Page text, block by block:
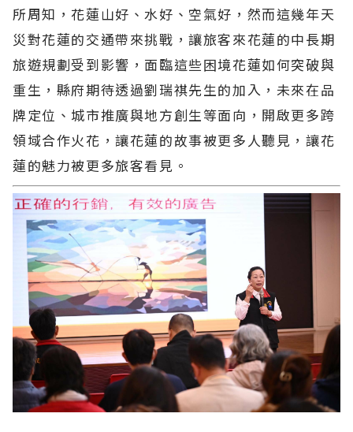
所周知，花蓮山好、水好、空氣好，然而這幾年天
災對花蓮的交通帶來挑戰，讓旅客來花蓮的中長期
旅遊規劃受到影響，面臨這些困境花蓮如何突破與
重生，縣府期待透過劉瑞祺先生的加入，未來在品
牌定位、城市推廣與地方創生等面向，開啟更多跨
領域合作火花，讓花蓮的故事被更多人聽見，讓花
蓮的魅力被更多旅客看見。